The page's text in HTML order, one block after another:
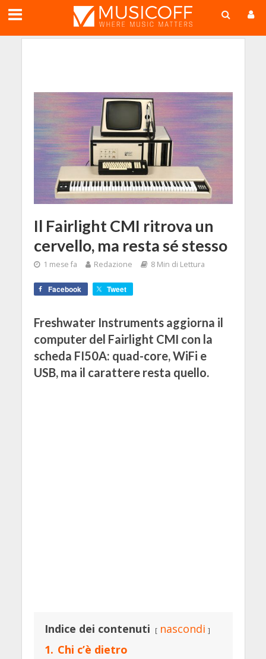
Il Fairlight CMI ritrova un
cervello, ma resta sé stesso
1 mese fa Redazione 8 Min di Lettura
Facebook Tweet
Freshwater Instruments aggiorna il
computer del Fairlight CMI con la
scheda FI50A: quad-core, WiFi e
USB, ma il carattere resta quello.
Indice dei contenuti
nascondi
1. Chi c’è dietro